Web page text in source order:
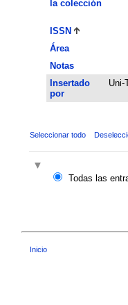
la colección
ISSN
Área
Notas
Insertado
por
Uni-
Seleccionar todo
Todas las
Inicio